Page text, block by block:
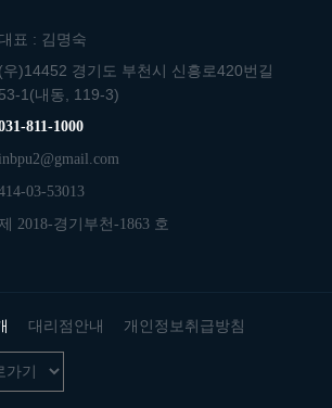
표 : 김명숙
(우)14452 경기도 부천시 신흥로420번길
53-1(내동, 119-3)
811-1000
inbpu2@gmail.com
03-53013
2018-경기부천-1863 호
대리점안내 개인정보취급방침